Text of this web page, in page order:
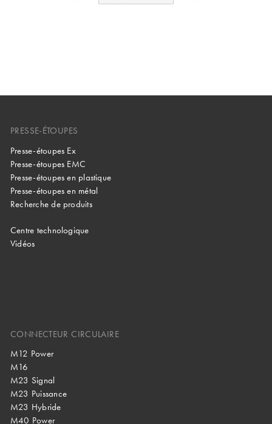
PRESSE-ÉTOUPES
Presse-étoupes Ex
Presse-étoupes EMC
Presse-étoupes en plastique
Presse-étoupes en métal
Recherche de produits
Centre technologique
Vidéos
CONNECTEUR CIRCULAIRE
M12 Power
M16
M23 Signal
M23 Puissance
M23 Hybride
M40 Power